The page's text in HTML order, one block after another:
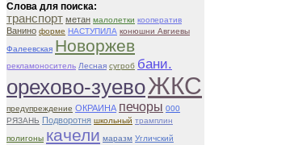
Слова для поиска:
транспорт метан малолетки кооператив
Ванино форме НАСТУПИЛА конюшни Авгиевы
Фалеевская Новоржев
рекламоноситель Лесная сугроб бани.
орехово-зуевоЖКС
предупреждение ОКРАИНА печоры 000
РЯЗАНЬ Подворотня школьный трамплин
полигоны качели маразм Угличский